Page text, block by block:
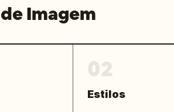
Imagem
Estilos